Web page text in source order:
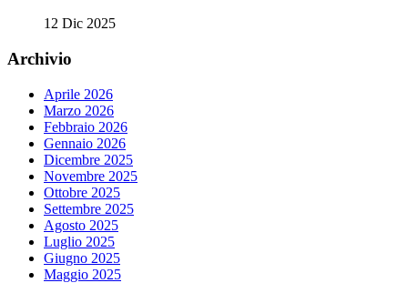
12 Dic 2025
Archivio
Aprile 2026
Marzo 2026
Febbraio 2026
Gennaio 2026
Dicembre 2025
Novembre 2025
Ottobre 2025
Settembre 2025
Agosto 2025
Luglio 2025
Giugno 2025
Maggio 2025